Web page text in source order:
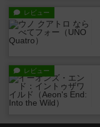
レビュー
レビュー